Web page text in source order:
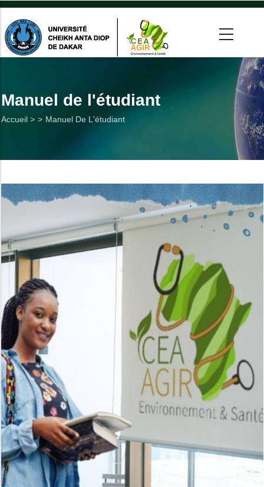
Aller
contenu
principal
Manuel de l'étudiant
Fil
Accueil > Manuel De L'étudiant